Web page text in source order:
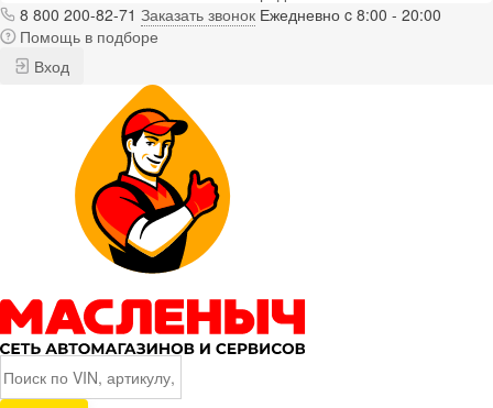
8 800 200-82-71 Заказать звонок Ежедневно c 8:00 - 20:00
Помощь в подборе
Вход